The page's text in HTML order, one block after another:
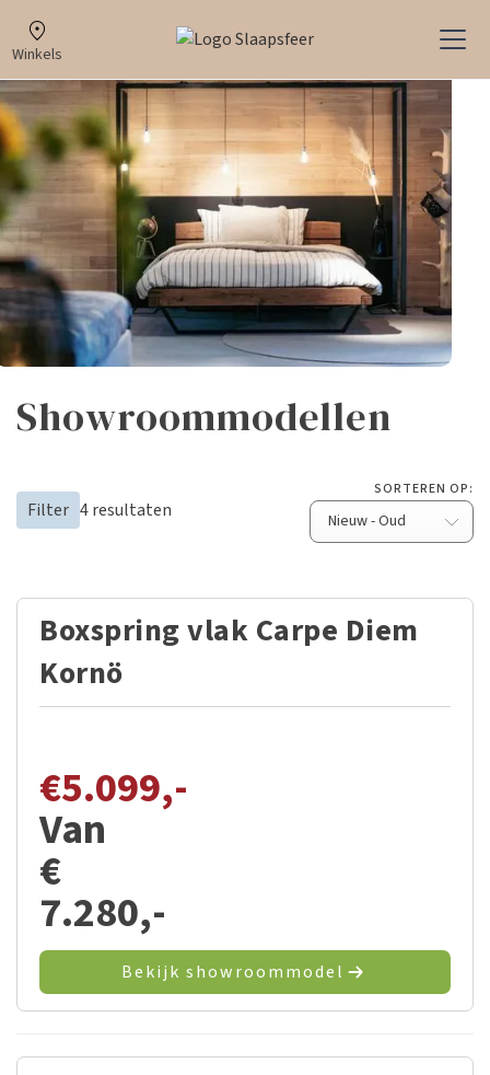
Winkels
Showroommodellen
Filter 4resultaten
SORTEREN OP:
Boxspring vlak Carpe Diem
Kornö
€5.099,-
Van
€
7.280,-
Bekijk showroommodel